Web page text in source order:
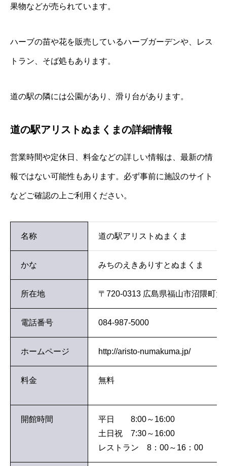
果物などが売られています。
ハーブの苗や花を販売しているハーブガーデンや、レス
トラン、そば処もあります。
道の駅の隣には公園があり、滑り台があります。
道の駅アリストぬまくまの詳細情報
営業時間や定休日、料金などの詳しい情報は、最新の情
報ではない可能性もあります。必ず事前に施設のサイト
などご確認の上ご利用ください。
名称 道の駅アリストぬまくま
かな みちのえきありすとぬまくま
所在地 〒720-0313 広島県福山市沼隈町
電話番号 084-987-5000
ホームページ http://aristo-numakuma.jp/
料金 無料
開館時間
平日 8:00～16:00
土日祝 7:30～16:00
レストラン 8：00～16：00